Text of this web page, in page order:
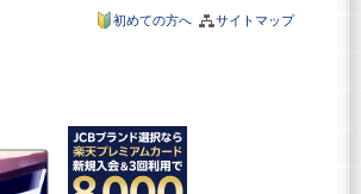
サイトマップ
初めての方へ